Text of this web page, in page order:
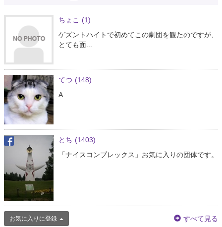
ちょこ (1)
ゲズントハイトで初めてこの劇団を観たのですが、
とても面...
てつ (148)
A
とち (1403)
「ナイスコンプレックス」お気に入りの団体です。
お気に入りに登録 すべて見る